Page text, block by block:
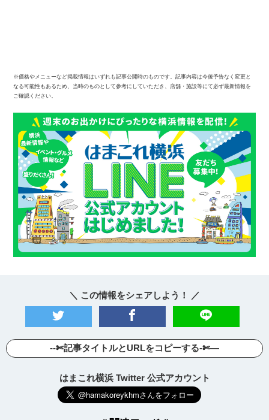
※価格やメニューなど掲載情報はいずれも記事公開時のものです。記事内容は今後予告なく変更と
なる可能性もあるため、当時のものとして参考にしていただき、店舗・施設等にて必ず最新情報を
ご確認ください。
＼ この情報をシェアしよう！ ／
--✄記事タイトルとURLをコピーする-✄—
はまこれ横浜 Twitter 公式アカウント